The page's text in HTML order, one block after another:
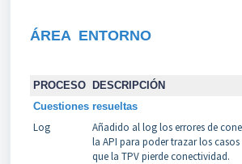
ÁREA ENTORNO
PROCESO DESCRIPCIÓN
Cuestiones resueltas
Log
Añadido al log los errores de
la API para poder trazar los casos
que la TPV pierde conectividad.